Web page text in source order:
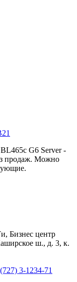
G6 Server -
продаж. Можно
Бизнес центр
ш., д. 3, к.
3-1234-71